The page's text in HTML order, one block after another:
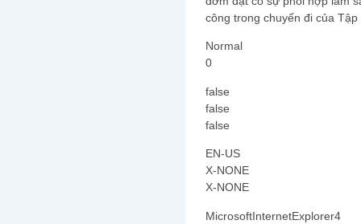
công trong chuyến đi của
Normal
0
false
false
false
EN-US
X-NONE
X-NONE
MicrosoftInternetExplorer4